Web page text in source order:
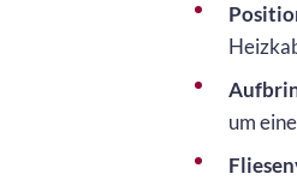
um